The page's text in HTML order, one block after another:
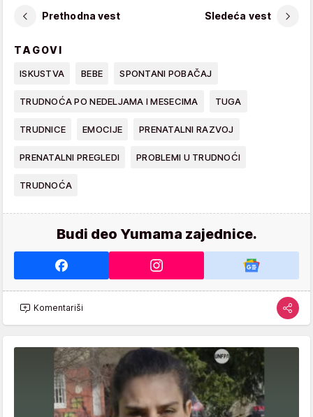
Prethodna vest Sledeća vest
TAGOVI
ISKUSTVA BEBE SPONTANI POBAČAJ
TRUDNOĆA PO NEDELJAMA I MESECIMA TUGA
TRUDNICE EMOCIJE PRENATALNI RAZVOJ
PRENATALNI PREGLEDI PROBLEMI U TRUDNOĆI
TRUDNOĆA
Budi deo Yumama zajednice.
Komentariši